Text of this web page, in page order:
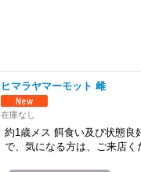
ヒマラヤマーモット 雌
在庫なし
約1歳メス 餌食い及び状態良
で、気になる方は、ご来店